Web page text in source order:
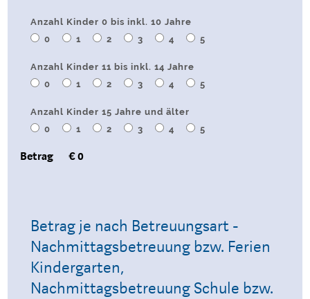
Anzahl Kinder 0 bis inkl. 10 Jahre
0
1 2 3 4 5
Anzahl Kinder 11 bis inkl. 14 Jahre
0
1 2 3 4 5
Anzahl Kinder 15 Jahre und älter
0
1 2 3 4 5
Betrag € 0
Betrag je nach Betreuungsart -
Nachmittagsbetreuung bzw. Ferien
Kindergarten,
Nachmittagsbetreuung Schule bzw.